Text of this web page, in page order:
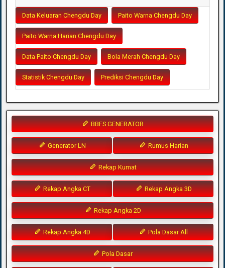
Data Keluaran Chengdu Day Paito Warna Chengdu Day
Paito Warna Harian Chengdu Day
Data Paito Chengdu Day Bola Merah Chengdu Day
Statistik Chengdu Day Prediksi Chengdu Day
BBFS GENERATOR
Generator LN Rumus Harian
Rekap Kumat
Rekap Angka CT Rekap Angka 3D
Rekap Angka 2D
Rekap Angka 4D Pola Dasar All
Pola Dasar